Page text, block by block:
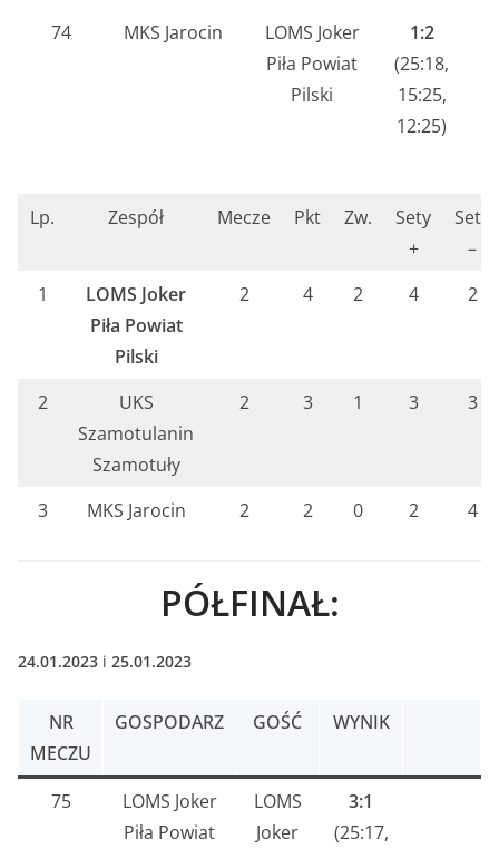
74
MKS Jarocin
LOMS Joker
Piła Powiat
Pilski
1:2
(25:18,
15:25,
12:25)
Lp. Zespół Mecze Pkt Zw.
Sety
+
Sety
–
1
LOMS Joker
Piła Powiat
Pilski
2 4 2 4 2
2
UKS
Szamotulanin
Szamotuły
2 3 1 3 3
3 MKS Jarocin 2 2 0 2 4
PÓŁFINAŁ:
24.01.2023 i 25.01.2023
NR
MECZU
GOSPODARZ GOŚĆ WYNIK
75
LOMS Joker
Piła Powiat
LOMS
Joker
3:1
(25:17,